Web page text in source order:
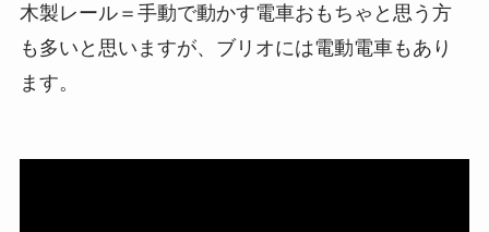
木製レール＝手動で動かす電車おもちゃと思う方
も多いと思いますが、ブリオには電動電車もあり
ます。